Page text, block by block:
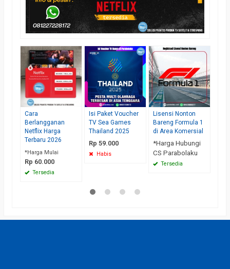
Cara
Berlangganan
Netflix Harga
Terbaru 2026
*Harga Mulai
Rp 60.000
Tersedia
Isi Paket Voucher
TV Sea Games
Thailand 2025
Rp 59.000
Habis
Lisensi Nonton
Bareng Formula 1
di Area Komersial
*Harga Hubungi
CS Parabolaku
Tersedia